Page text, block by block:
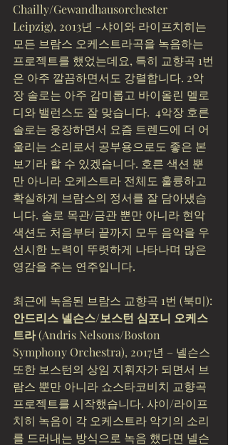
Chailly/Gewandhausorchester
Leipzig), 2013년 -샤이와 라이프치히는
모든 브람스 오케스트라곡을 녹음하는
프로젝트를 했었는데요, 특히 교향곡 1번
은 아주 깔끔하면서도 강렬합니다. 2악
장 솔로는 아주 감미롭고 바이올린 멜로
디와 밸런스도 잘 맞습니다.  4악장 호른
솔로는 웅장하면서 요즘 트렌드에 더 어
울리는 소리로서 공부용으로도 좋은 본
보기라 할 수 있겠습니다. 호른 색션 뿐
만 아니라 오케스트라 전체도 훌륭하고
확실하게 브람스의 정서를 잘 담아냈습
니다. 솔로 목관/금관 뿐만 아니라 현악
색션도 처음부터 끝까지 모두 음악을 우
선시한 노력이 뚜렷하게 나타나며 많은
영감을 주는 연주입니다.
최근에 녹음된 브람스 교향곡 1번 (북미):
안드리스 넬슨스/보스턴 심포니 오케스
트라 (Andris Nelsons/Boston
Symphony Orchestra), 2017년 – 넬슨스
또한 보스턴의 상임 지휘자가 되면서 브
람스 뿐만 아니라 쇼스타코비치 교향곡
프로젝트를 시작했습니다. 샤이/라이프
치히 녹음이 각 오케스트라 악기의 소리
를 드러내는 방식으로 녹음 했다면 넬슨